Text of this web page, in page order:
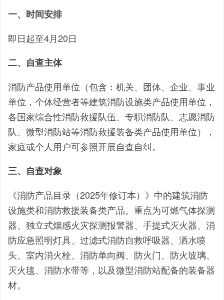
一、时间安排
即日起至4月20日
二、自查主体
消防产品使用单位（包含：机关、团体、企业、事业
单位，个体经营者等建筑消防设施类产品使用单位，
各国家综合性消防救援队伍、专职消防队、志愿消防
队、微型消防站等消防救援装备类产品使用单位），
家庭或个人用户可参照开展自查自纠。
三、自查对象
《消防产品目录（2025年修订本）》中的建筑消防
设施类和消防救援装备类产品。重点为可燃气体探测
器、独立式烟感火灾探测报警器、手提式灭火器、消
防应急照明灯具、过滤式消防自救呼吸器、洒水喷
头、室内消火栓、消防单向阀、防火门、防火玻璃、
灭火毯、消防水带等，以及微型消防站配备的装备器
材。